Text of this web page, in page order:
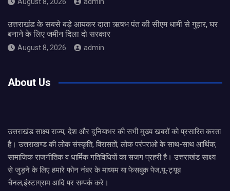
August 8, 2026 admin
उत्तराखंड के सबसे बड़े आयकर दाता ऋषभ पंत की सीएम धामी से गुहार, घर
बनाने के लिए जमीन दिला दो सरकार
August 8, 2026 admin
About Us
उत्तराखंड साक्ष्य राज्य, देश और दुनियाभर की सभी मुख्य खबरों को प्रसारित करता
है। उत्तराखण्ड की लोक संस्कृति, विरासतों, लोक परंपराओ के साथ-साथ आर्थिक,
सामाजिक राजनीतिक व धार्मिक गतिविधियों का सजग प्रहरी है। उत्तराखंड साक्ष्य
से जुड़ने के लिए हमारे फोन नंबर के माध्यम या फेसबुक पेज,यू-ट्यूब
चैनल,इंस्टाग्राम आदि पर सम्पर्क करे।